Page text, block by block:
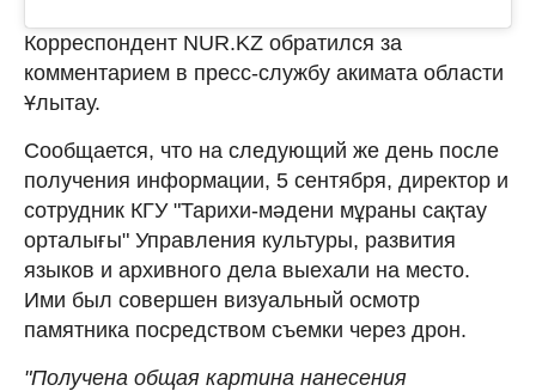
Корреспондент NUR.KZ обратился за
комментарием в пресс-службу акимата области
Ұлытау.
Сообщается, что на следующий же день после
получения информации, 5 сентября, директор и
сотрудник КГУ "Тарихи-мәдени мұраны сақтау
орталығы" Управления культуры, развития
языков и архивного дела выехали на место.
Ими был совершен визуальный осмотр
памятника посредством съемки через дрон.
"Получена общая картина нанесения